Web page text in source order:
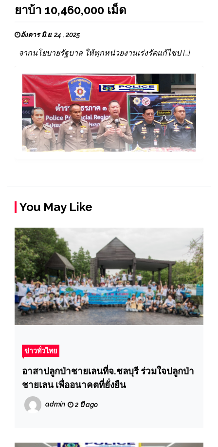
ยาบ้า 10,460,000 เม็ด
อังคาร มิ.ย. 24 , 2025
จากนโยบายรัฐบาล ให้ทุกหน่วยงานเร่งรัดแก้ไขป […]
You May Like
ข่าวทั่วไทย
อาสาปลูกป่าชายเลนที่จ.ชลบุรี ร่วมใจปลูกป่า
ชายเลน เพื่ออนาคตที่ยั่งยืน
admin 2 ปี ago